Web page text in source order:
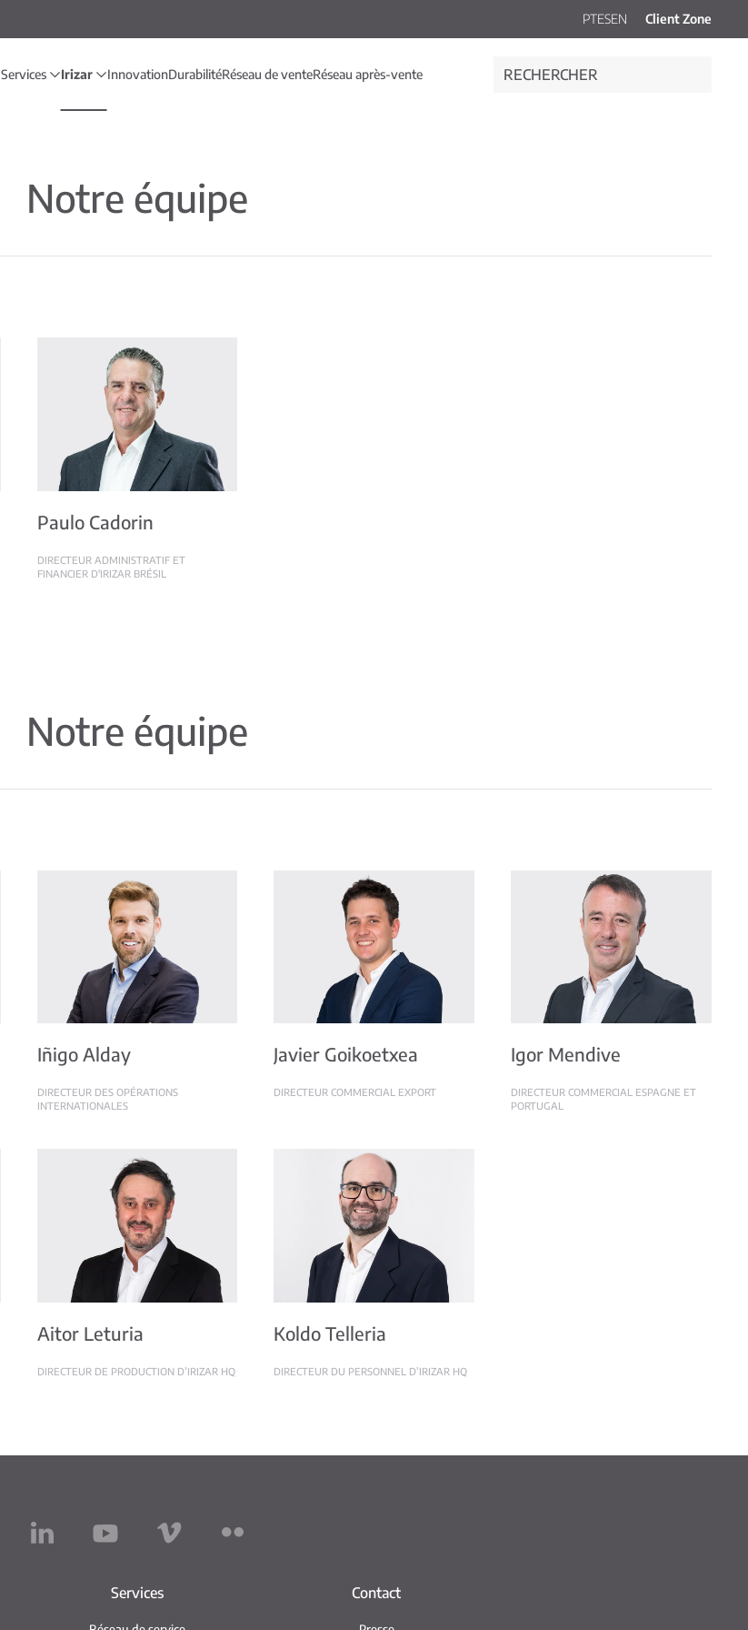
PTESEN Client Zone
Services Irizar InnovationDurabilitéRéseau de venteRéseau après-vente
Notre équipe
Paulo Cadorin
DIRECTEUR ADMINISTRATIF ET
FINANCIER D'IRIZAR BRÉSIL
Notre équipe
Iñigo Alday
DIRECTEUR DES OPÉRATIONS
INTERNATIONALES
Javier Goikoetxea
DIRECTEUR COMMERCIAL EXPORT
Igor Mendive
DIRECTEUR COMMERCIAL ESPAGNE ET
PORTUGAL
Aitor Leturia
DIRECTEUR DE PRODUCTION D’IRIZAR HQ
Koldo Telleria
DIRECTEUR DU PERSONNEL D’IRIZAR HQ
Services Contact